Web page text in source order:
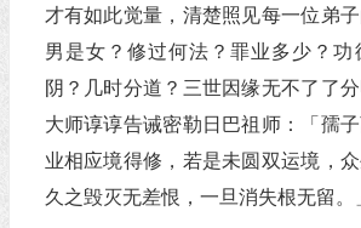
才有如此觉量，清楚照见每一位弟
男是女？修过何法？罪业多少？功
阴？几时分道？三世因缘无不了了
大师谆谆告诫密勒日巴祖师：「孺
业相应境得修，若是未圆双运境，众
久之毁灭无差恨，一旦消失根无留。